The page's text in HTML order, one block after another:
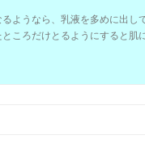
ようなら、乳液を多めに出し
ころだけとるようにすると肌